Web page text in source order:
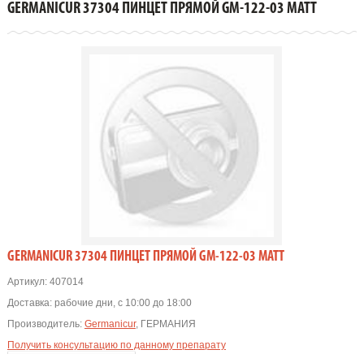
GERMANICUR 37304 ПИНЦЕТ ПРЯМОЙ GM-122-03 MATT
GERMANICUR 37304 ПИНЦЕТ ПРЯМОЙ GM-122-03 MATT
Артикул:407014
Доставка: рабочие дни, с 10:00 до 18:00
Производитель: Germanicur, ГЕРМАНИЯ
Получить консультацию по данному препарату